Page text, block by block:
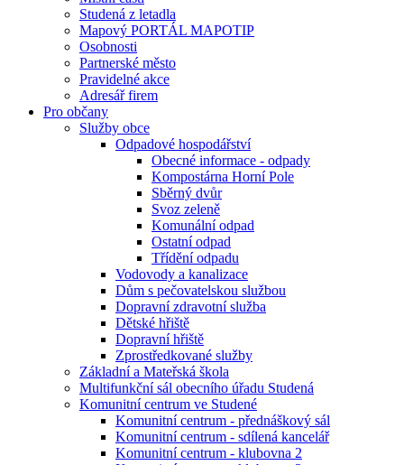
Studená z letadla
Mapový PORTÁL MAPOTIP
Osobnosti
Partnerské město
Pravidelné akce
Adresář firem
Pro občany
Služby obce
Odpadové hospodářství
Obecné informace - odpady
Kompostárna Horní Pole
Sběrný dvůr
Svoz zeleně
Komunální odpad
Ostatní odpad
Třídění odpadu
Vodovody a kanalizace
Dům s pečovatelskou službou
Dopravní zdravotní služba
Dětské hřiště
Dopravní hřiště
Zprostředkované služby
Základní a Mateřská škola
Multifunkční sál obecního úřadu Studená
Komunitní centrum ve Studené
Komunitní centrum - přednáškový sál
Komunitní centrum - sdílená kancelář
Komunitní centrum - klubovna 2